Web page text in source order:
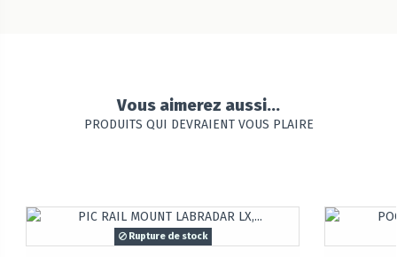
Vous aimerez aussi...
PRODUITS QUI DEVRAIENT VOUS PLAIRE
Rupture de stock